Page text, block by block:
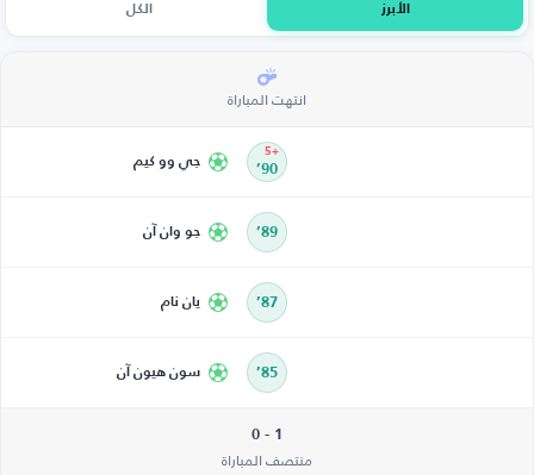
الأبرز الكل
انتهت المباراة
90’
+5
جي وو كيم
89’ جو وان آن
87’ يان نام
85’ سون هيون آن
1 - 0
منتصف المباراة